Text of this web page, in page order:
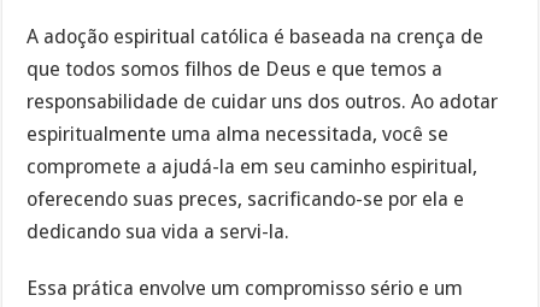
A adoção espiritual católica é baseada na crença de
que todos somos filhos de Deus e que temos a
responsabilidade de cuidar uns dos outros. Ao adotar
espiritualmente uma alma necessitada, você se
compromete a ajudá-la em seu caminho espiritual,
oferecendo suas preces, sacrificando-se por ela e
dedicando sua vida a servi-la.
Essa prática envolve um compromisso sério e um